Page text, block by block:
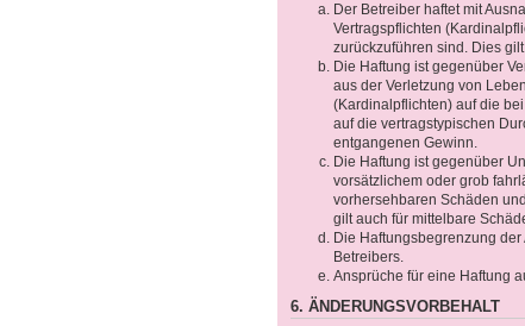
Der Betreiber haftet mit
Vertragspflichten
zurückzuführen sind. Dies
Die Haftung ist gegenüber
aus der Verletzung von
(Kardinalpflichten) auf die
auf die vertragstypischen
entgangenen Gewinn.
Die Haftung ist gegenüber
vorsätzlichem oder grob
vorhersehbaren Schäden
gilt auch für mittelbare
Die Haftungsbegrenzung
Betreibers.
Ansprüche für eine Haftung
6. ÄNDERUNGSVORBEHALT